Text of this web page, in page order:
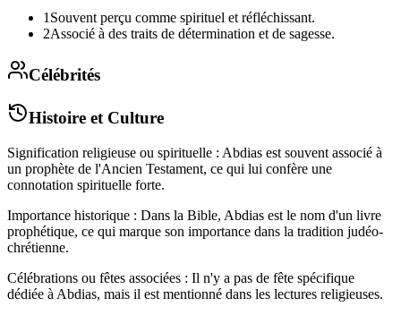
1Souvent perçu comme spirituel et réfléchissant.
2Associé à des traits de détermination et de sagesse.
Célébrités
Histoire et Culture
Signification religieuse ou spirituelle : Abdias est souvent associé à
un prophète de l'Ancien Testament, ce qui lui confère une
connotation spirituelle forte.
Importance historique : Dans la Bible, Abdias est le nom d'un livre
prophétique, ce qui marque son importance dans la tradition judéo-
chrétienne.
Célébrations ou fêtes associées : Il n'y a pas de fête spécifique
dédiée à Abdias, mais il est mentionné dans les lectures religieuses.